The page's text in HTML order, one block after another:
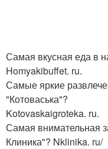
Самая вкусная еда в
Homyakibuffet. ru.
Самые яркие
"Котоваська"?
Kotovaskaigroteka. ru.
Самая внимательная
Клиника"? Nklinika. ru/